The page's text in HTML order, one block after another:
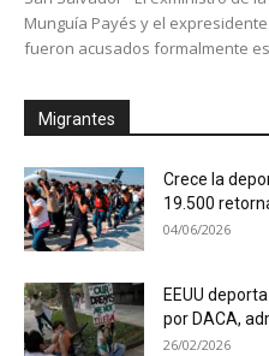
Munguía Payés y el expresidente
fueron acusados formalmente
Migrantes
Crece la
19.500
04/06/2026
EEUU
por DACA,
26/02/2026